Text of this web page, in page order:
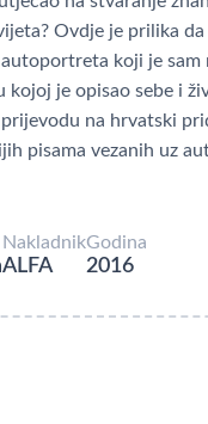
Ovdje je prilika da
koji je sam
kojoj je opisao sebe i
na hrvatski
pisama vezanih uz
Nakladnik
ALFA
Godina
2016